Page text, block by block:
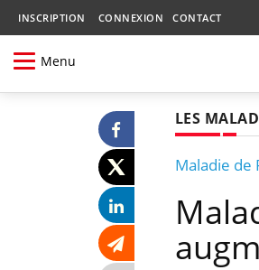
INSCRIPTION CONNEXION CONTACT
Menu
LES
Maladie de